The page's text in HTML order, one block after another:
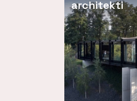
architekti